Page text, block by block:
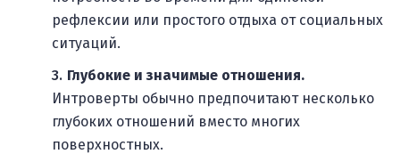
рефлексии или простого отдыха от социальных
ситуаций.
Глубокие и значимые отношения.
Интроверты обычно предпочитают несколько
глубоких отношений вместо многих
поверхностных.